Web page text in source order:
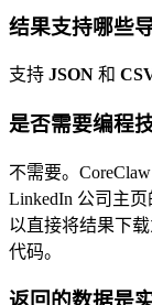
结果支持哪些
支持 JSON 和
是否需要编程
不需要。
LinkedIn 公司主
以直接将结果下
代码。